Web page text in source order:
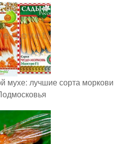
мухе: лучшие сорта моркови